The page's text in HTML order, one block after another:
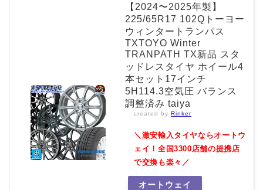
【2024〜2025年製】
225/65R17 102Qトーヨー
ウィンタートランパス
TXTOYO Winter
TRANPATH TX新品 スタ
ッドレスタイヤ ホイール4
本セット17インチ
5H114.3空気圧 バランス
調整済み taiya
created by Rinker
＼激安輸入タイヤならオートウ
ェイ！全国3300店舗の提携店
で交換も楽々／
オートウェイ